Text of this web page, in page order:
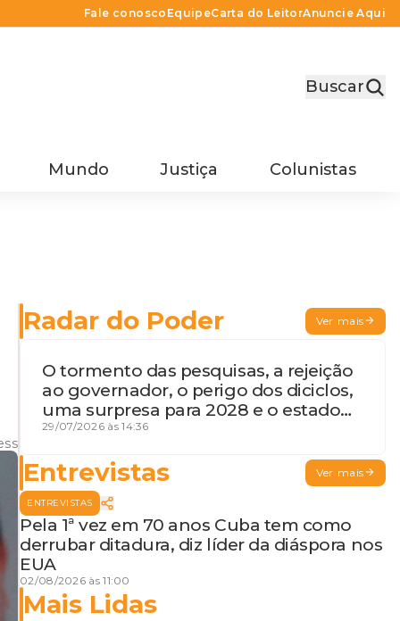
Fale conosco EquipeCarta do LeitorAnuncie Aqui
Buscar
Mundo Justiça Colunistas
Radar do Poder Ver mais
O tormento das pesquisas, a rejeição
ao governador, o perigo dos diciclos,
uma surpresa para 2028 e o estado
de terceira guerra mundial
29/07/2026 às 14:36
Entrevistas Ver mais
ENTREVISTAS
Pela 1ª vez em 70 anos Cuba tem como
derrubar ditadura, diz líder da diáspora nos
EUA
02/08/2026 às 11:00
Mais Lidas